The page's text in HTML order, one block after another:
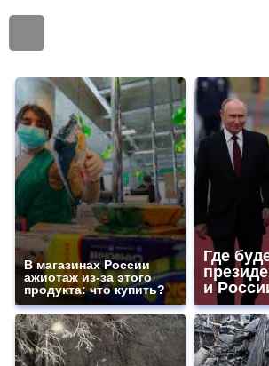
В магазинах России
ажиотаж из-за этого
продукта: что купить?
Где
и